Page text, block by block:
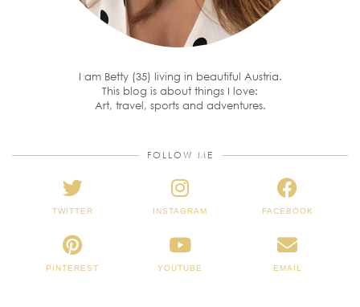
I am Betty (35) living in beautiful Austria.
This blog is about things I love:
Art, travel, sports and adventures.
FOLLOW ME
TWITTER INSTAGRAM FACEBOOK
PINTEREST YOUTUBE EMAIL